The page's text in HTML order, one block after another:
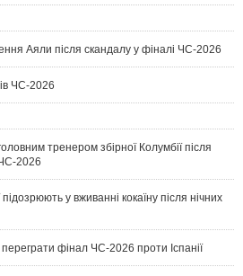
Аяли після скандалу у фіналі ЧС-2026
ЧС-2026
тренером збірної Колумбії після
2026
підозрюють у вживанні кокаїну після нічних
фінал ЧС-2026 проти Іспанії